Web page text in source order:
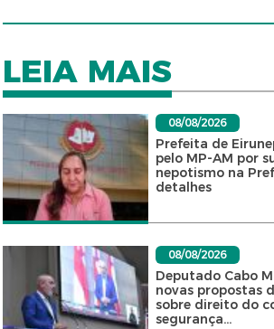
LEIA MAIS
08/08/2026
Prefeita de
pelo MP-AM por
nepotismo na
detalhes
08/08/2026
Deputado Cabo
novas propostas
sobre direito do
segurança...